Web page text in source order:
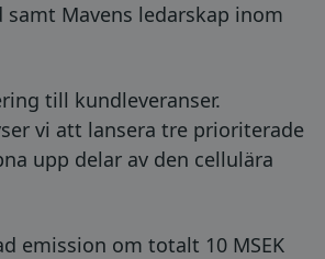
Mavens ledarskap inom
till kundleveranser.
vi att lansera tre prioriterade
upp delar av den cellulära
emission om totalt 10 MSEK